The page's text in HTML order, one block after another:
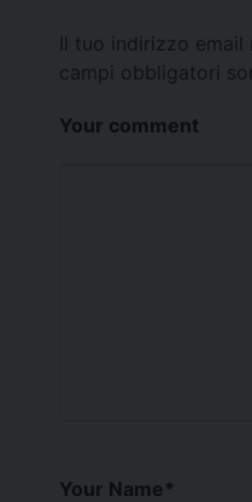
Il tuo indirizzo
campi obbligatori
Your comment
Your Name*